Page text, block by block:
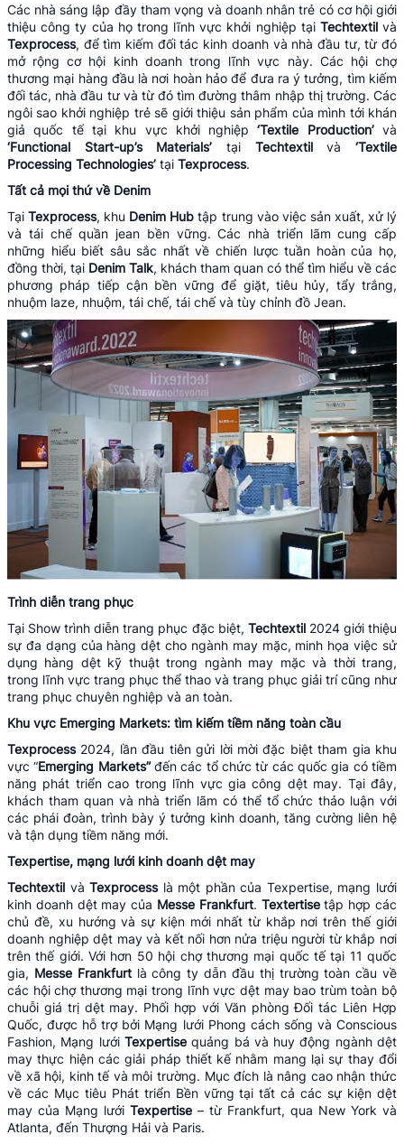
Các nhà sáng lập đầy tham vọng và doanh nhân trẻ có cơ hội giới
thiệu công ty của họ trong lĩnh vực khởi nghiệp tại Techtextilvà
Texprocess, để tìm kiếm đối tác kinh doanh và nhà đầu tư, từ đó
mở rộng cơ hội kinh doanh trong lĩnh vực này. Các hội chợ
thương mại hàng đầu là nơi hoàn hảo để đưa ra ý tưởng, tìm kiếm
đối tác, nhà đầu tư và từ đó tìm đường thâm nhập thị trường. Các
ngôi sao khởi nghiệp trẻ sẽ giới thiệu sản phẩm của mình tới khán
giả quốc tế tại khu vực khởi nghiệp‘Textile Production’và
‘Functional Start-up’s Materials’ tại Techtextilvà‘Textile
Processing Technologies’ tại Texprocess.
Tất cả mọi thứ về Denim
TạiTexprocess, khu Denim Hub tập trung vào việc sản xuất, xử lý
và tái chế quần jean bền vững. Các nhà triển lãm cung cấp
những hiểu biết sâu sắc nhất về chiến lược tuần hoàn của họ,
đồng thời, tại Denim Talk, khách tham quan có thể tìm hiểu về các
phương pháp tiếp cận bền vững để giặt, tiêu hủy, tẩy trắng,
nhuộm laze, nhuộm, tái chế, tái chế và tùy chỉnh đồ Jean.
Trình diễn trang phục
Tại Show trình diễn trang phục đặc biệt, Techtextil2024 giới thiệu
sự đa dạng của hàng dệt cho ngành may mặc, minh họa việc sử
dụng hàng dệt kỹ thuật trong ngành may mặc và thời trang,
trong lĩnh vực trang phục thể thao và trang phục giải trí cũng như
trang phục chuyên nghiệp và an toàn.
Khu vực Emerging Markets: tìm kiếm tiềm năng toàn cầu
Texprocess2024, lần đầu tiên gửi lời mời đặc biệt tham gia khu
vực “Emerging Markets”đến các tổ chức từ các quốc gia có tiềm
năng phát triển cao trong lĩnh vực gia công dệt may. Tại đây,
khách tham quan và nhà triển lãm có thể tổ chức thảo luận với
các phái đoàn, trình bày ý tưởng kinh doanh, tăng cường liên hệ
và tận dụng tiềm năng mới.
Texpertise, mạng lưới kinh doanh dệt may
Techtextil vàTexprocess là một phần của Texpertise, mạng lưới
kinh doanh dệt may của Messe Frankfurt. Textertisetập hợp các
chủ đề, xu hướng và sự kiện mới nhất từ ​​khắp nơi trên thế giới
doanh nghiệp dệt may và kết nối hơn nửa triệu người từ khắp nơi
trên thế giới. Với hơn 50 hội chợ thương mại quốc tế tại 11 quốc
gia, Messe Frankfurtlà công ty dẫn đầu thị trường toàn cầu về
các hội chợ thương mại trong lĩnh vực dệt may bao trùm toàn bộ
chuỗi giá trị dệt may. Phối hợp với Văn phòng Đối tác Liên Hợp
Quốc, được hỗ trợ bởi Mạng lưới Phong cách sống và Conscious
Fashion, Mạng lưới Texpertisequảng bá và huy động ngành dệt
may thực hiện các giải pháp thiết kế nhằm mang lại sự thay đổi
về xã hội, kinh tế và môi trường. Mục đích là nâng cao nhận thức
về các Mục tiêu Phát triển Bền vững tại tất cả các sự kiện dệt
may của Mạng lưới Texpertise – từ Frankfurt, qua New York và
Atlanta, đến Thượng Hải và Paris.